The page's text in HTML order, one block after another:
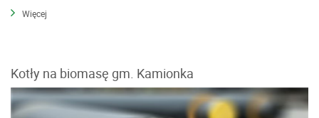
Więcej
Kotły na biomasę gm. Kamionka